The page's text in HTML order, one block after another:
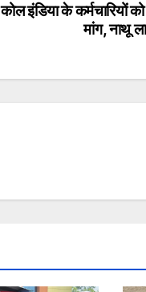
कोल इंडिया के कर्मचारियों
मांग, नाथू